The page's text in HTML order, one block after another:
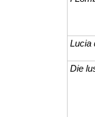
Lucia
Die